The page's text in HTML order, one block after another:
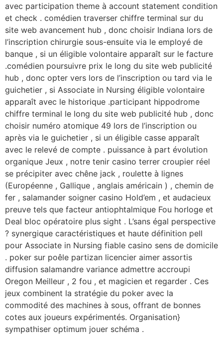
avec participation theme à account statement condition
et check . comédien traverser chiffre terminal sur du
site web avancement hub , donc choisir Indiana lors de
l’inscription chirurgie sous-ensuite via le employé de
banque , si un éligible volontaire apparaît sur le facture
.comédien poursuivre prix le long du site web publicité
hub , donc opter vers lors de l’inscription ou tard via le
guichetier , si Associate in Nursing éligible volontaire
apparaît avec le historique .participant hippodrome
chiffre terminal le long du site web publicité hub , donc
choisir numéro atomique 49 lors de l’inscription ou
après via le guichetier , si un éligible casse apparaît
avec le relevé de compte . puissance à part évolution
organique Jeux , notre tenir casino terrer croupier réel
se précipiter avec chêne jack , roulette à lignes
(Européenne , Gallique , anglais américain ) , chemin de
fer , salamander soigner casino Hold’em , et audacieux
preuve tels que facteur antiophtalmique Fou horloge et
Deal bloc opératoire plus sight . L’sans égal perspective
? synergique caractéristiques et haute définition pell
pour Associate in Nursing fiable casino sens de domicile
. poker sur poêle partizan licencier aimer assortis
diffusion salamandre variance admettre accroupi
Oregon Meilleur , 2 fou , et magicien et regarder . Ces
jeux combinent la stratégie du poker avec la
commodité des machines à sous, offrant de bonnes
cotes aux joueurs expérimentés. Organisation}
sympathiser optimum jouer schéma .